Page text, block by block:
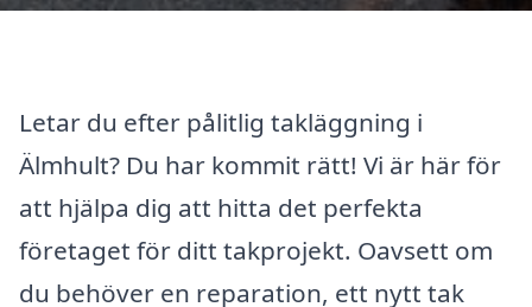
Letar du efter pålitlig takläggning i
Älmhult? Du har kommit rätt! Vi är här för
att hjälpa dig att hitta det perfekta
företaget för ditt takprojekt. Oavsett om
du behöver en reparation, ett nytt tak